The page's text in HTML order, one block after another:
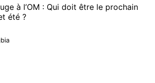
à l’OM : Qui doit être le prochain
été ?